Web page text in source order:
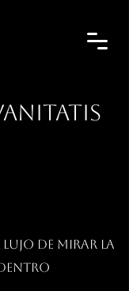
lujo de mirar la